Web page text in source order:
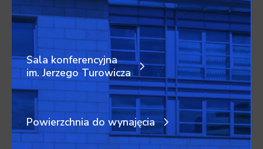
Sala konferencyjna
im. Jerzego Turowicza
Powierzchnia do wynajęcia